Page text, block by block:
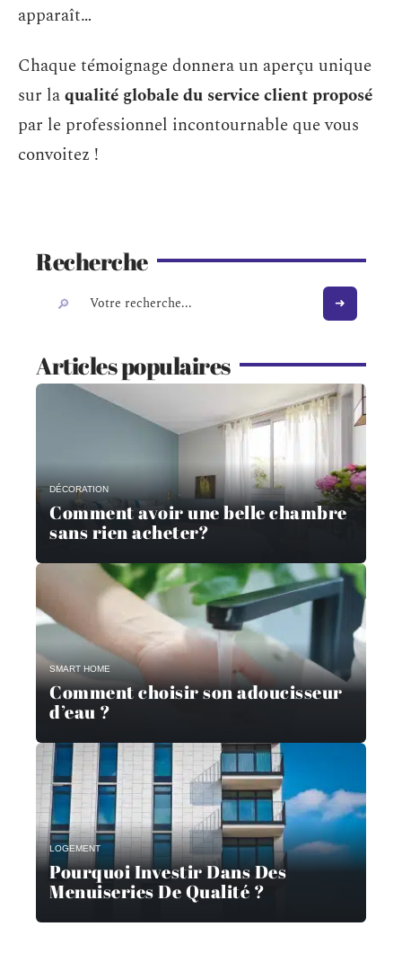
apparaît…
Chaque témoignage donnera un aperçu unique
sur laqualité globale du service client proposé
par le professionnel incontournable que vous
convoitez !
Recherche
Articles populaires
DÉCORATION
Comment avoir une belle chambre
sans rien acheter?
SMART HOME
Comment choisir son adoucisseur
d’eau ?
LOGEMENT
Pourquoi Investir Dans Des
Menuiseries De Qualité ?